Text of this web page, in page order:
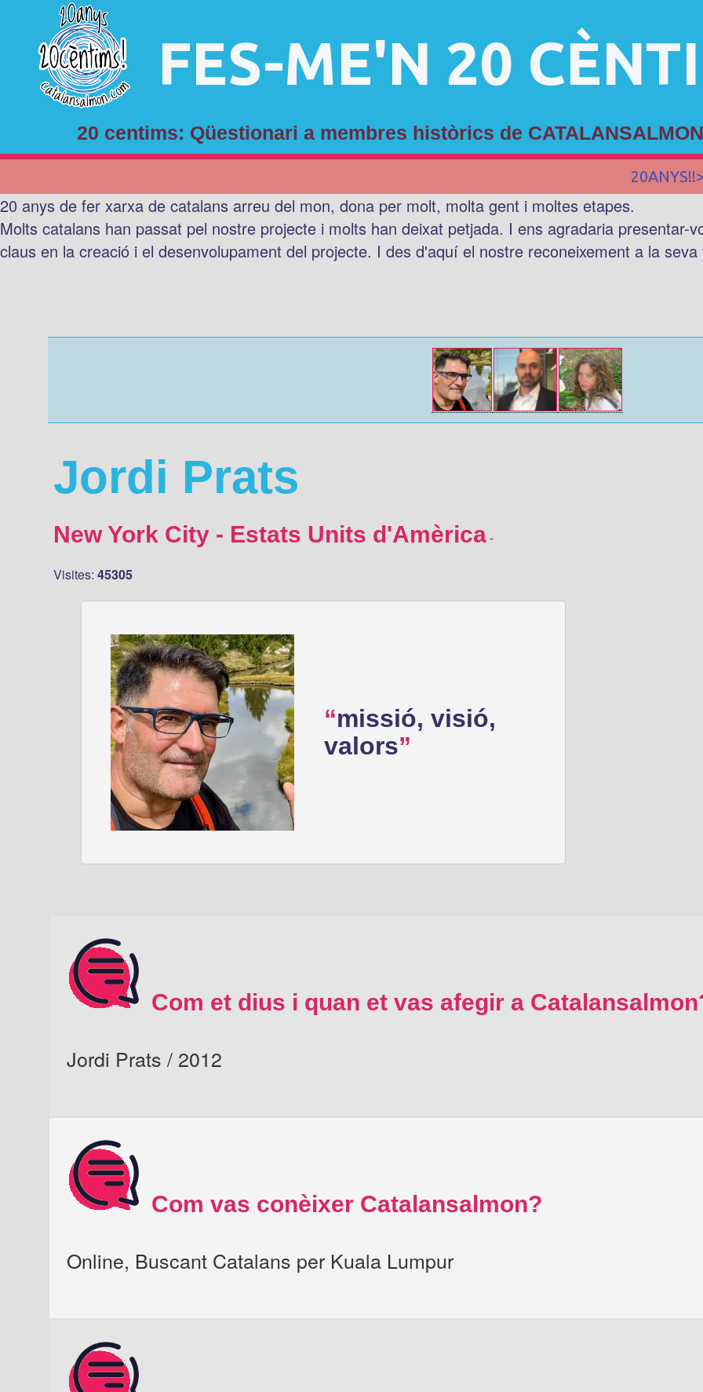
FES-ME'N 20
20 centims: Qüestionari a membres històrics de
20 anys de fer xarxa de catalans arreu del mon, dona per molt, molta gent i moltes etapes.
Molts catalans han passat pel nostre projecte i molts han deixat petjada. I ens agradaria presentar-
claus en la creació i el desenvolupament del projecte. I des d'aquí el nostre reconeixement a la
Jordi Prats
New York City - Estats Units d'Amèrica-
Visites: 45305
missió, visió,
valors
Com et dius i quan et vas afegir a
Jordi Prats / 2012
Com vas conèixer Catalansalmon?
Online, Buscant Catalans per Kuala Lumpur